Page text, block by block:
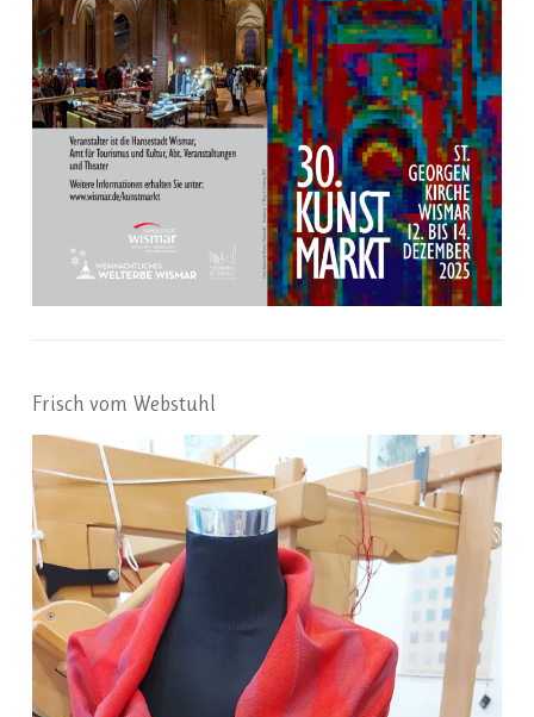
Frisch vom Webstuhl